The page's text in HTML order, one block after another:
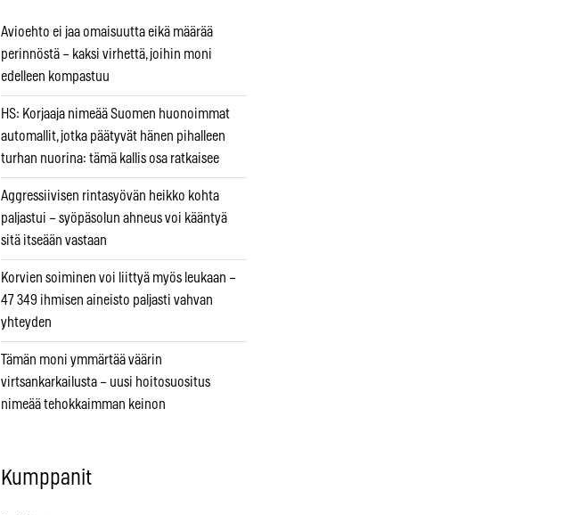
Avioehto ei jaa omaisuutta eikä määrää
perinnöstä – kaksi virhettä, joihin moni
edelleen kompastuu
HS: Korjaaja nimeää Suomen huonoimmat
automallit, jotka päätyvät hänen pihalleen
turhan nuorina: tämä kallis osa ratkaisee
Aggressiivisen rintasyövän heikko kohta
paljastui – syöpäsolun ahneus voi kääntyä
sitä itseään vastaan
Korvien soiminen voi liittyä myös leukaan –
47 349 ihmisen aineisto paljasti vahvan
yhteyden
Tämän moni ymmärtää väärin
virtsankarkailusta – uusi hoitosuositus
nimeää tehokkaimman keinon
Kumppanit